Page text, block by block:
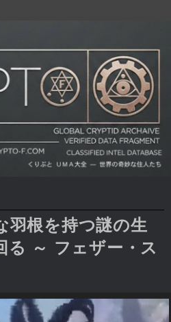
羽根を持つ謎の生
る ～ フェザー・ス